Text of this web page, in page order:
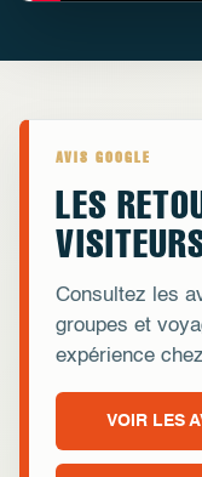
AVIS GOOGLE
LES
Consultez les
groupes et
expérience
VOIR LES